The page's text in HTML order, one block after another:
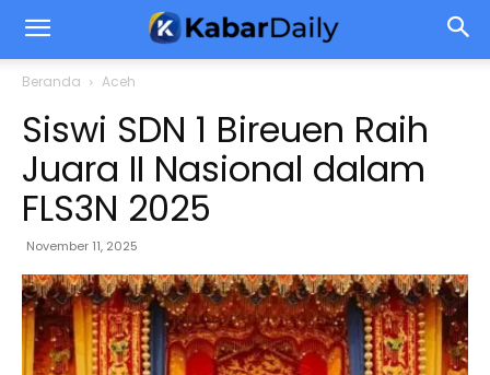
Beranda Aceh
Siswi SDN 1 Bireuen Raih
Juara II Nasional dalam
FLS3N 2025
November 11, 2025